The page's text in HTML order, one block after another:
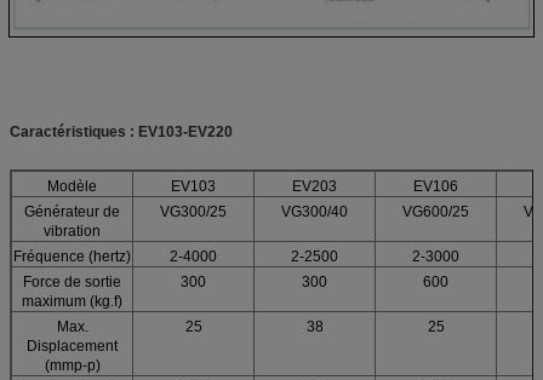
Caractéristiques : EV103-EV220
Modèle EV103 EV203 EV106
Générateur de
vibration
VG300/25 VG300/40 VG600/25
Fréquence (hertz) 2-4000 2-2500 2-3000
Force de sortie
maximum (kg.f)
300 300 600
Max.
Displacement
(mmp-p)
25 38 25